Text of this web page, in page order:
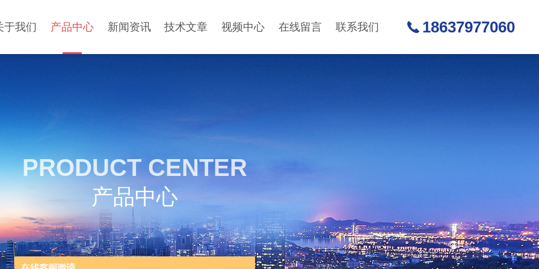
于我们 产品中心 新闻资讯 技术文章 视频中心 在线留言 联系我们 18637977060
PRODUCT CENTER
产品中心